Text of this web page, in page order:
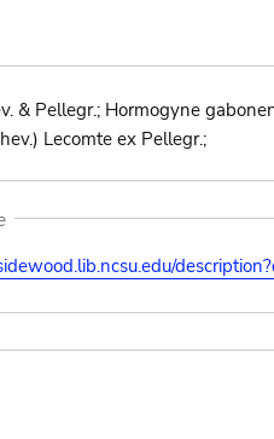
& Pellegr.; Hormogyne
Lecomte ex Pellegr.;